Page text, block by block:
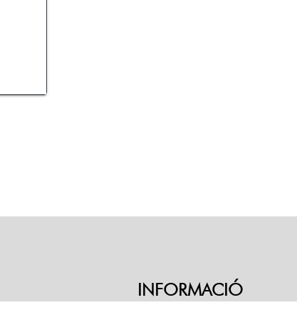
INFORMACIÓ